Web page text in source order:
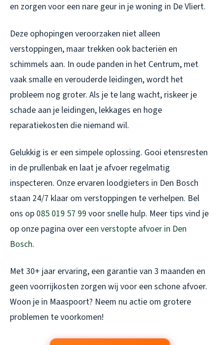
en zorgen voor een nare geur in je woning in De Vliert.
Deze ophopingen veroorzaken niet alleen
verstoppingen, maar trekken ook bacteriën en
schimmels aan. In oude panden in het Centrum, met
vaak smalle en verouderde leidingen, wordt het
probleem nog groter. Als je te lang wacht, riskeer je
schade aan je leidingen, lekkages en hoge
reparatiekosten die niemand wil.
Gelukkig is er een simpele oplossing. Gooi etensresten
in de prullenbak en laat je afvoer regelmatig
inspecteren. Onze ervaren loodgieters in Den Bosch
staan 24/7 klaar om verstoppingen te verhelpen. Bel
ons op 085 019 57 99 voor snelle hulp. Meer tips vind je
op onze pagina over een verstopte afvoer in Den
Bosch.
Met 30+ jaar ervaring, een garantie van 3 maanden en
geen voorrijkosten zorgen wij voor een schone afvoer.
Woon je in Maaspoort? Neem nu actie om grotere
problemen te voorkomen!